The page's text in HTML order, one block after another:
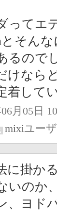
ってエ
とそん
るので
けなら
着して
月05日
mixiユー
に掛か
いのか
、ヨド